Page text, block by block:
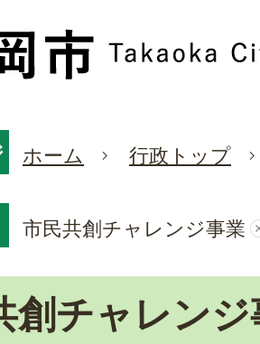
ホーム 行政トップ
市民共創チャレンジ事業
創チャレンジ